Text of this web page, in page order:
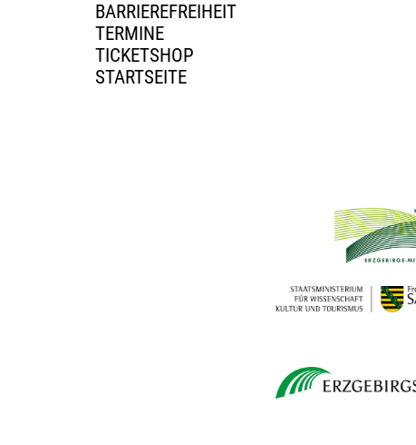
BARRIEREFREIHEIT
TERMINE
TICKETSHOP
STARTSEITE